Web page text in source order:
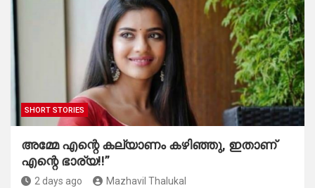
SHORT STORIES
അമ്മേ എന്റെ കല്യാണം കഴിഞ്ഞു, ഇതാണ്
എന്റെ ഭാര്യ!!”
2 days ago Mazhavil Thalukal